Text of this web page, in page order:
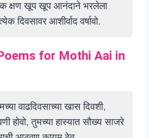
क्षण खूप खूप आनंदाने भरलेला
दिवसावर आशीर्वाद वर्षावो.
for Mothi Aai in
वाढदिवसाच्या खास दिवशी,
होवो, तुमच्या हास्यात सौख्य साजरे